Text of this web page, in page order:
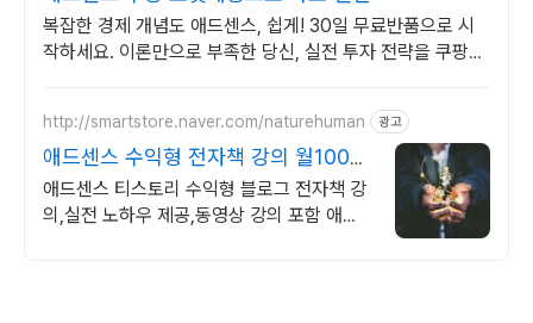
복잡한 경제 개념도 애드센스, 쉽게! 30일 무료반품으로 시
작하세요. 이론만으로 부족한 당신, 실전 투자 전략을 쿠팡에
http://smartstore.naver.com/naturehuman 광고
애드센스 수익형 전자책 강의 월100만
원 고정 수익발생!
애드센스 티스토리 수익형 블로그 전자책 강
의,실전 노하우 제공,동영상 강의 포함 애드